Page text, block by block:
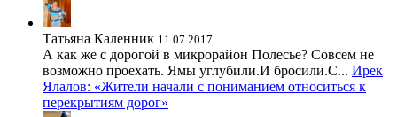
Татьяна Каленник 11.07.2017
А как же с дорогой в микрорайон Полесье? Совсем не
возможно проехать. Ямы углубили.И бросили.С... Ирек
Ялалов: «Жители начали с пониманием относиться к
перекрытиям дорог»